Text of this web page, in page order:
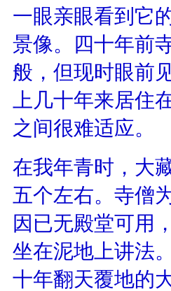
一眼亲眼看到它
景像。四十年前
般，但现时眼前
上几十年来居住
之间很难适应。
在我年青时，大
五个左右。寺僧
因已无殿堂可用
坐在泥地上讲法
十年翻天覆地的